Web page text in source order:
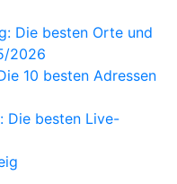
Die besten Orte und
2026
10 besten Adressen
Die besten Live-